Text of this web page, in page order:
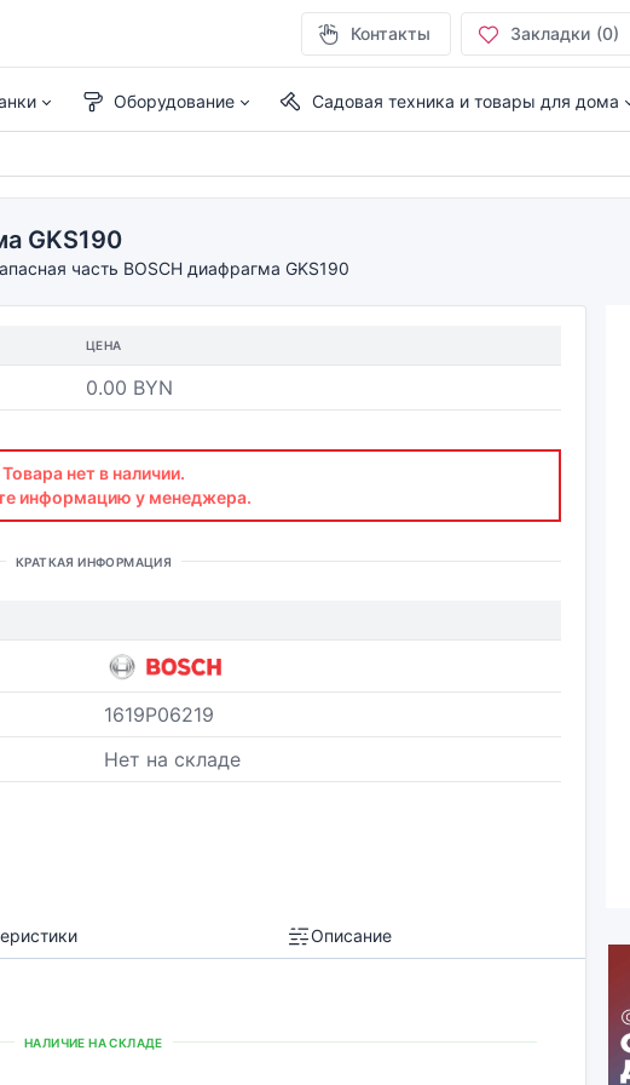
Контакты Закладки (0)
Оборудование Садовая техника и товары для дома
GKS190
часть BOSCH диафрагма GKS190
ЦЕНА
0.00 BYN
Товара нет в наличии.
информацию у менеджера.
КРАТКАЯ ИНФОРМАЦИЯ
1619P06219
Нет на складе
Описание
НАЛИЧИЕ НА СКЛАДЕ